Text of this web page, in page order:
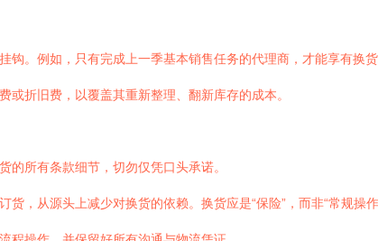
钩。例如，只有完成上一季基本销售任务的代理商，才能享有换
或折旧费，以覆盖其重新整理、翻新库存的成本。
的所有条款细节，切勿仅凭口头承诺。
，从源头上减少对换货的依赖。换货应是“保险”，而非“常规操作